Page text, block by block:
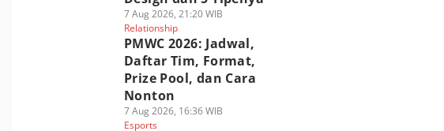
7 Aug 2026, 21:20 WIB
Relationship
PMWC 2026: Jadwal,
Daftar Tim, Format,
Prize Pool, dan Cara
Nonton
7 Aug 2026, 16:36 WIB
Esports